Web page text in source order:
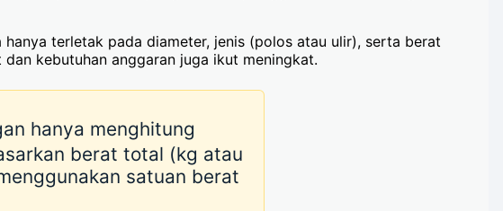
hanya terletak pada diameter, jenis (polos atau ulir), serta berat
kebutuhan anggaran juga ikut meningkat.
hanya menghitung
berat total (kg atau
satuan berat